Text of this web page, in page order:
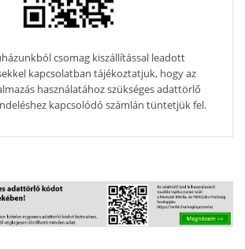
csomag kiszállítással leadott
kapcsolatban tájékoztatjuk, hogy az
használatához szükséges adattörlő
kapcsolódó számlán tüntetjük fel.